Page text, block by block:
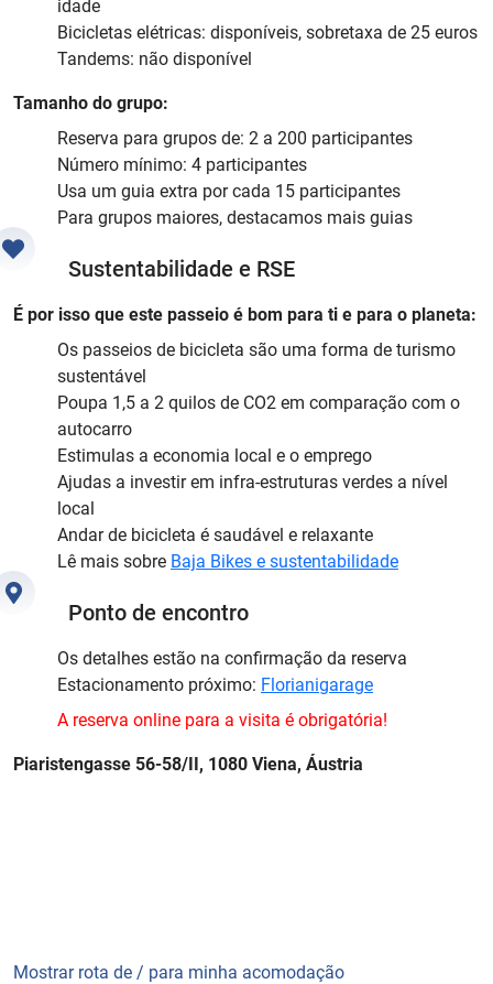
idade
Bicicletas elétricas: disponíveis, sobretaxa de 25 euros
Tandems: não disponível
Tamanho do grupo:
Reserva para grupos de: 2 a 200 participantes
Número mínimo: 4 participantes
Usa um guia extra por cada 15 participantes
Para grupos maiores, destacamos mais guias
Sustentabilidade e RSE
É por isso que este passeio é bom para ti e para o planeta:
Os passeios de bicicleta são uma forma de turismo
sustentável
Poupa 1,5 a 2 quilos de CO2 em comparação com o
autocarro
Estimulas a economia local e o emprego
Ajudas a investir em infra-estruturas verdes a nível
local
Andar de bicicleta é saudável e relaxante
Lê mais sobre Baja Bikes e sustentabilidade
Ponto de encontro
Os detalhes estão na confirmação da reserva
Estacionamento próximo: Florianigarage
A reserva online para a visita é obrigatória!
Piaristengasse 56-58/II, 1080 Viena, Áustria
Mostrar rota de / para minha acomodação